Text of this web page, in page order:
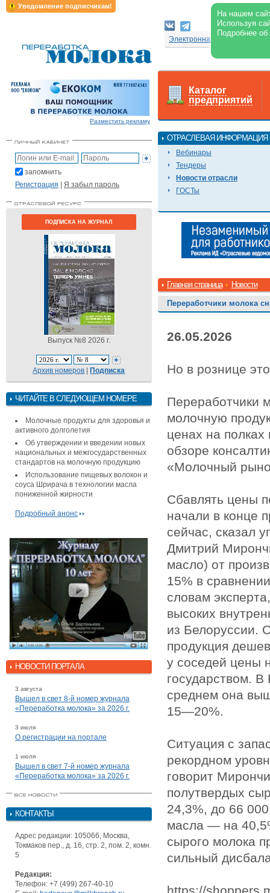
Уведомление подписчикам!
На нашем
Используя
Подробнее
Электронная версия
Разместить рекламу
запомнить
Регистрация | Я забыл пароль
ПОДПИСКА НА ЖУРНАЛ
Выпуск №8 2026 г.
Архив номеров |Подписка
ЧИТАЙТЕ В СЛЕДУЮЩЕМ НОМЕРЕ
Молочные продукты для здоровья и
активного долголетия
Об утверждении и введении новых
национальных и межгосударственных
стандартов на молочную продукцию
Использование пищевых волокон и
соуса Шрирача в технологии масла
пониженной жирности
Подробный анонс
НОВОСТИ ПОРТАЛА
3 августа
Вышел в свет 8-й номер журнала
«Переработка молока» за 2026 г.
3 июля
О регистрации на портале
1 июля
Вышел в свет 7-й номер журнала
«Переработка молока» за 2026 г.
КОНТАКТЫ
Адрес редакции: 105066, Москва,
Токмаков пер., д. 16, стр. 2, пом. 2, комн.
5
Редакция:
Телефон: +7 (499) 267-40-10
Каталог
предприятий
ОТРАСЛЕВАЯ ИНФОРМАЦИЯ
Вебинары
Тендеры
Новости отрасли
ГОСТы
Главная страница Новости
Переработчики молока
26.05.2026
Но в рознице
Переработчики
молочную
ценах на полках
обзоре
«Молочный
Сбавлять цены
начали в конце
сейчас, сказал
Дмитрий
масло) от
15% в
словам
высоких
из Белоруссии.
продукция
у соседей цены
государством. В
среднем она
15—20%.
Ситуация с
рекордном
говорит
полутвердых
24,3%, до 66
масла — на
сырого молока
сильный